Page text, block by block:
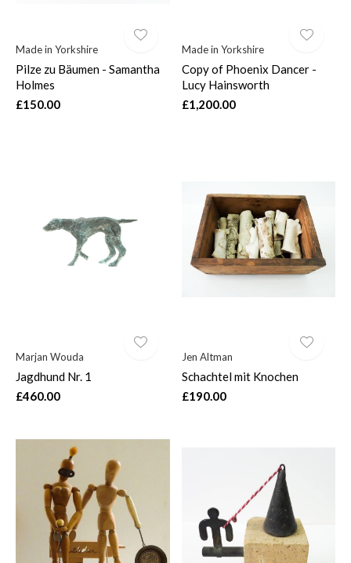
Made in Yorkshire
Pilze zu Bäumen - Samantha
Holmes
£150.00
Made in Yorkshire
Copy of Phoenix Dancer -
Lucy Hainsworth
£1,200.00
Marjan Wouda
Jagdhund Nr. 1
£460.00
Jen Altman
Schachtel mit Knochen
£190.00